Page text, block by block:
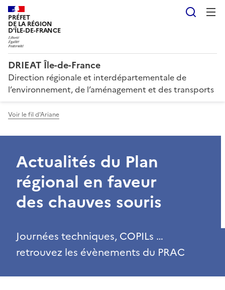
PRÉFET
DE LA RÉGION
D'ÎLE-DE-FRANCE
DRIEAT Île-de-France
Direction régionale et interdépartementale de
l’environnement, de l’aménagement et des transports
Voir le fil d'Ariane
Actualités du Plan
régional en faveur
des chauves souris
Journées techniques, COPILs …
retrouvez les évènements du PRAC